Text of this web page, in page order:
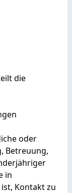
die
oder
Betreuung,
in
Kontakt zu